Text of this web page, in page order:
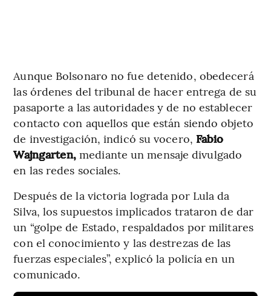
Aunque Bolsonaro no fue detenido, obedecerá
las órdenes del tribunal de hacer entrega de su
pasaporte a las autoridades y de no establecer
contacto con aquellos que están siendo objeto
de investigación, indicó su vocero, Fabio
Wajngarten, mediante un mensaje divulgado
en las redes sociales.
Después de la victoria lograda por Lula da
Silva, los supuestos implicados trataron de dar
un “golpe de Estado, respaldados por militares
con el conocimiento y las destrezas de las
fuerzas especiales”, explicó la policía en un
comunicado.